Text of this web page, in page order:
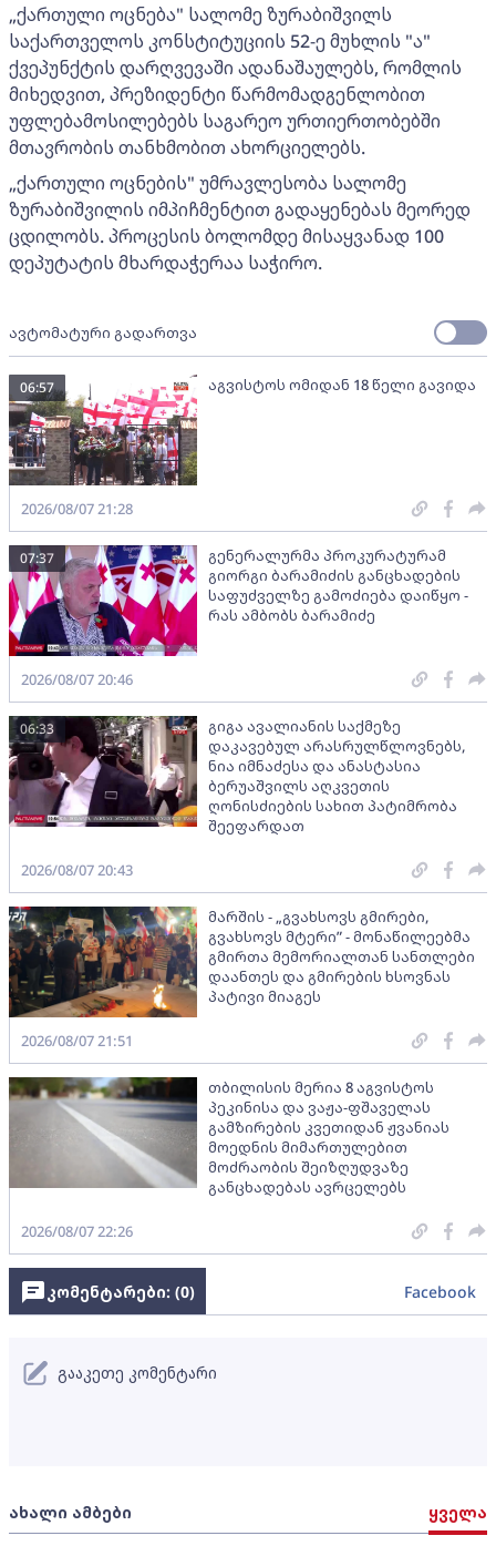
„ქართული ოცნება" სალომე ზურაბიშვილს
საქართველოს კონსტიტუციის 52-ე მუხლის "ა"
ქვეპუნქტის დარღვევაში ადანაშაულებს, რომლის
მიხედვით, პრეზიდენტი წარმომადგენლობით
უფლებამოსილებებს საგარეო ურთიერთობებში
მთავრობის თანხმობით ახორციელებს.
„ქართული ოცნების" უმრავლესობა სალომე
ზურაბიშვილის იმპიჩმენტით გადაყენებას მეორედ
ცდილობს. პროცესის ბოლომდე მისაყვანად 100
დეპუტატის მხარდაჭერაა საჭირო.
ავტომატური გადართვა
აგვისტოს ომიდან 18 წელი გავიდა
06:57
2026/08/07 21:28
გენერალურმა პროკურატურამ
გიორგი ბარამიძის განცხადების
საფუძველზე გამოძიება დაიწყო -
რას ამბობს ბარამიძე
07:37
2026/08/07 20:46
გიგა ავალიანის საქმეზე
დაკავებულ არასრულწლოვნებს,
ნია იმნაძესა და ანასტასია
ბერუაშვილს აღკვეთის
ღონისძიების სახით პატიმრობა
შეეფარდათ
06:33
2026/08/07 20:43
მარშის - „გვახსოვს გმირები,
გვახსოვს მტერი” - მონაწილეებმა
გმირთა მემორიალთან სანთლები
დაანთეს და გმირების ხსოვნას
პატივი მიაგეს
2026/08/07 21:51
თბილისის მერია 8 აგვისტოს
პეკინისა და ვაჟა-ფშაველას
გამზირების კვეთიდან ჟვანიას
მოედნის მიმართულებით
მოძრაობის შეიზღუდვაზე
განცხადებას ავრცელებს
2026/08/07 22:26
ახალი ამბები ყველა
კომენტარები: (0) Facebook
გააკეთე კომენტარი